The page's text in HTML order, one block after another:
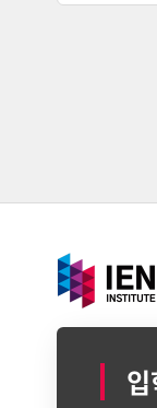
서울시 강남
T. (02)